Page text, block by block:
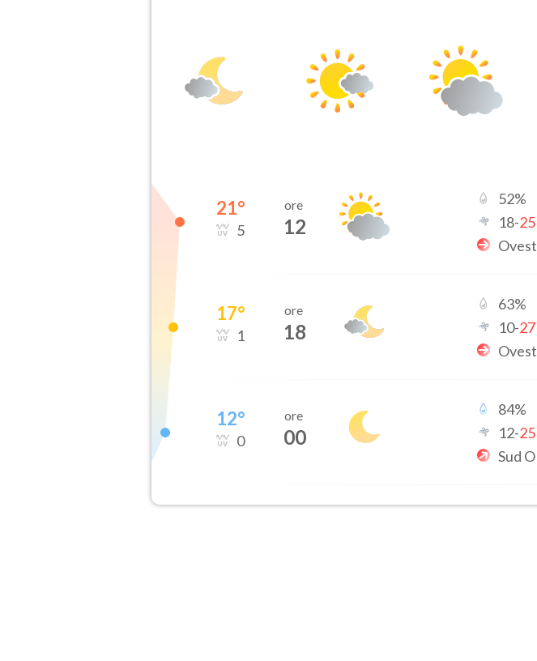
21°
5
ore
12
52%
18-25
Ovest
17°
1
ore
18
63%
10-27
Ovest
12°
0
ore
00
84%
12-25
Sud O